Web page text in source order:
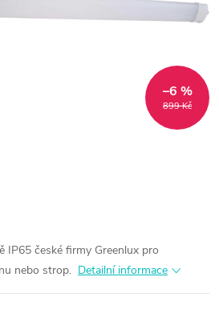
899 Kč
–6 %
IP65 české firmy Greenlux pro
nebo strop. Detailní informace